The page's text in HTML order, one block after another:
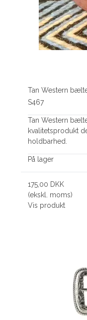
Tan Western
S467
Tan Western
kvalitetsprodukt
holdbarhed.
På lager
175,00 DKK
(ekskl. moms)
Vis produkt